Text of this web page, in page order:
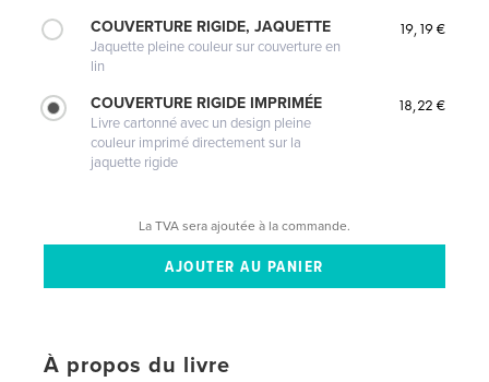
COUVERTURE RIGIDE, JAQUETTE
Jaquette pleine couleur sur couverture en
lin
19,19 €
COUVERTURE RIGIDE IMPRIMÉE
Livre cartonné avec un design pleine
couleur imprimé directement sur la
jaquette rigide
18,22 €
La TVA sera ajoutée à la commande.
À propos du livre